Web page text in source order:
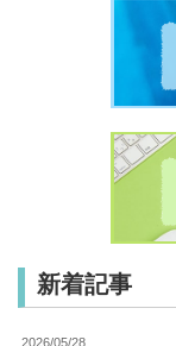
新着記事
2026/05/28